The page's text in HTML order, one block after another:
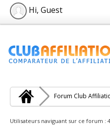
Hi, Guest
Forum Club
Utilisateurs naviguant sur ce forum :